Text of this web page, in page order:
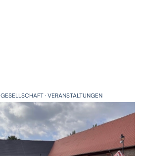
GESELLSCHAFT VERANSTALTUNGEN